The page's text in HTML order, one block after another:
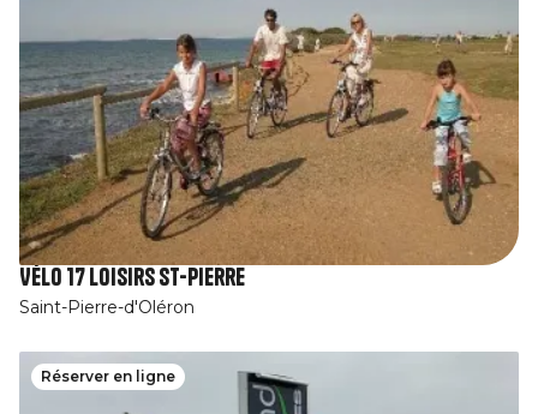
Vélo 17 loisirs St-Pierre
Saint-Pierre-d'Oléron
Réserver en ligne